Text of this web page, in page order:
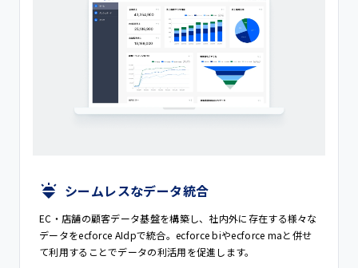
EC・店舗の顧客データ基盤を構築し、社内外に存在する様々な
データをecforce AIdpで統合。ecforce biやecforce maと併せ
て利用することでデータの利活用を促進します。